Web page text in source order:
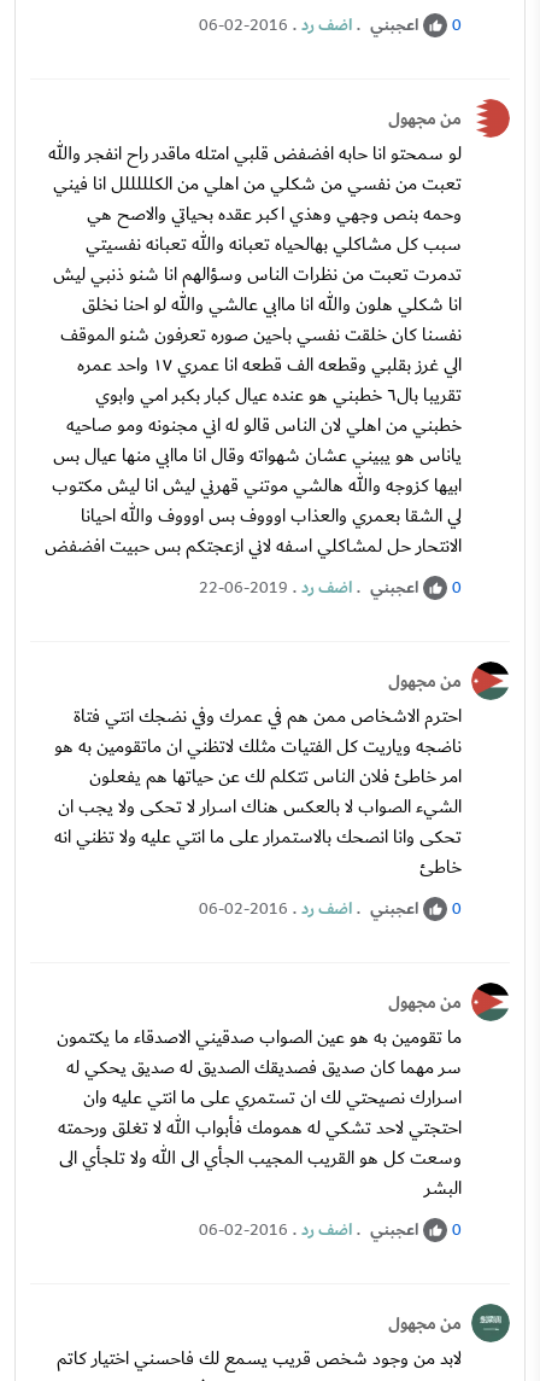
0 اعجبني .اضف رد.
06-02-2016
من مجهول
لو سمحتو انا حابه افضفض قلبي امتله ماقدر راح انفجر والله
تعبت من نفسي من شكلي من اهلي من الكلللللل انا فيني
وحمه بنص وجهي وهذي اكبر عقده بحياتي والاصح هي
سبب كل مشاكلي بهالحياه تعبانه والله تعبانه نفسيتي
تدمرت تعبت من نظرات الناس وسؤالهم انا شنو ذنبي ليش
انا شكلي هلون والله انا ماابي عالشي والله لو احنا نخلق
نفسنا كان خلقت نفسي باحين صوره تعرفون شنو الموقف
الي غرز بقلبي وقطعه الف قطعه انا عمري ١٧ واحد عمره
تقريبا بال٦ خطبني هو عنده عيال كبار بكبر امي وابوي
خطبني من اهلي لان الناس قالو له اني مجنونه ومو صاحيه
ياناس هو يبيني عشان شهواته وقال انا ماابي منها عيال بس
ابيها كزوجه والله هالشي موتني قهرني ليش انا ليش مكتوب
لي الشقا بعمري والعذاب اوووف بس اوووف والله احيانا
الانتحار حل لمشاكلي اسفه لاني ازعجتكم بس حبيت افضفض
0 اعجبني .اضف رد.
22-06-2019
من مجهول
احترم الاشخاص ممن هم في عمرك وفي نضجك انتي فتاة
ناضجه وياريت كل الفتيات مثلك لاتظني ان ماتقومين به هو
امر خاطئ فلان الناس تتكلم لك عن حياتها هم يفعلون
الشيء الصواب لا بالعكس هناك اسرار لا تحكى ولا يجب ان
تحكى وانا انصحك بالاستمرار على ما انتي عليه ولا تظني انه
خاطئ
0 اعجبني .اضف رد.
06-02-2016
من مجهول
ما تقومين به هو عين الصواب صدقيني الاصدقاء ما يكتمون
سر مهما كان صديق فصديقك الصديق له صديق يحكي له
اسرارك نصيحتي لك ان تستمري على ما انتي عليه وان
احتجتي لاحد تشكي له همومك فأبواب الله لا تغلق ورحمته
وسعت كل هو القريب المجيب الجأي الى الله ولا تلجأي الى
البشر
0 اعجبني .اضف رد.
06-02-2016
من مجهول
لابد من وجود شخص قريب يسمع لك فاحسني اختيار كاتم